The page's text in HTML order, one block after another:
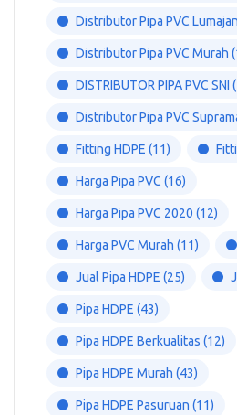
Distributor Pipa PVC
Distributor Pipa PVC Murah
DISTRIBUTOR PIPA PVC SNI
Distributor Pipa PVC
Fitting HDPE (11)
Harga Pipa PVC (16)
Harga Pipa PVC 2020 (12)
Harga PVC Murah (11)
Jual Pipa HDPE (25)
Pipa HDPE (43)
Pipa HDPE Berkualitas (12)
Pipa HDPE Murah (43)
Pipa HDPE Pasuruan (11)